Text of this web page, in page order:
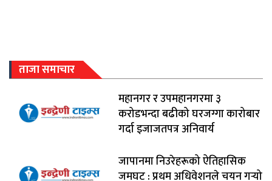
ताजा समाचार
महानगर र उपमहानगरमा ३
करोडभन्दा बढीको घरजग्गा कारोबार
गर्दा इजाजतपत्र अनिवार्य
जापानमा निउरेहरूको ऐतिहासिक
जमघट : प्रथम अधिवेशनले चयन गर्‍यो